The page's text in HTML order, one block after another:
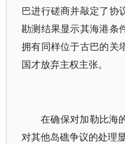
巴进行磋商并敲定了协
勘测结果显示其海港条
拥有同样位于古巴的关
国才放弃主权主张。
在确保对加勒比海
对其他岛礁争议的处理